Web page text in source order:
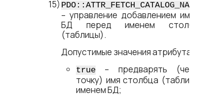
PDO::ATTR_FETCH_CATALOG_NAMES
– управление добавлением имени
БД перед именем столбца
(таблицы).
Допустимые значения атрибута:
true
– предварять (через
точку) имя столбца (таблицы)
именем БД;